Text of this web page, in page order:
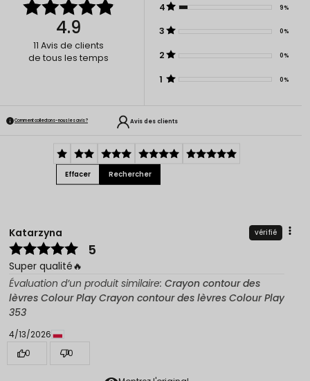
4.9
11 Avis de clients
de tous les temps
4 9%
3 0%
2 0%
1 0%
Comment collectons-nous les avis ? Avis des clients
Effacer Rechercher
Katarzyna vérifié
5
Super qualité🔥
Évaluation d’un produit similaire: Crayon contour des
lèvres Colour Play Crayon contour des lèvres Colour Play
353
4/13/2026
0
0